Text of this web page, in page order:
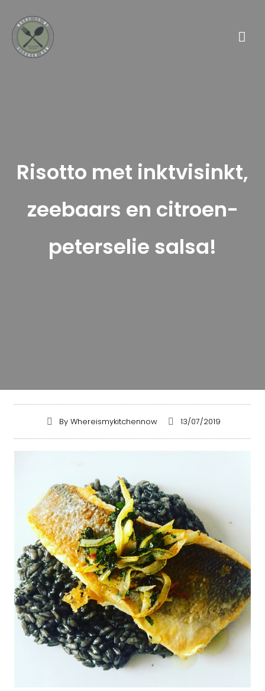
Risotto met inktvisinkt,
zeebaars en citroen-
peterselie salsa!
ByWhereismykitchennow 13/07/2019